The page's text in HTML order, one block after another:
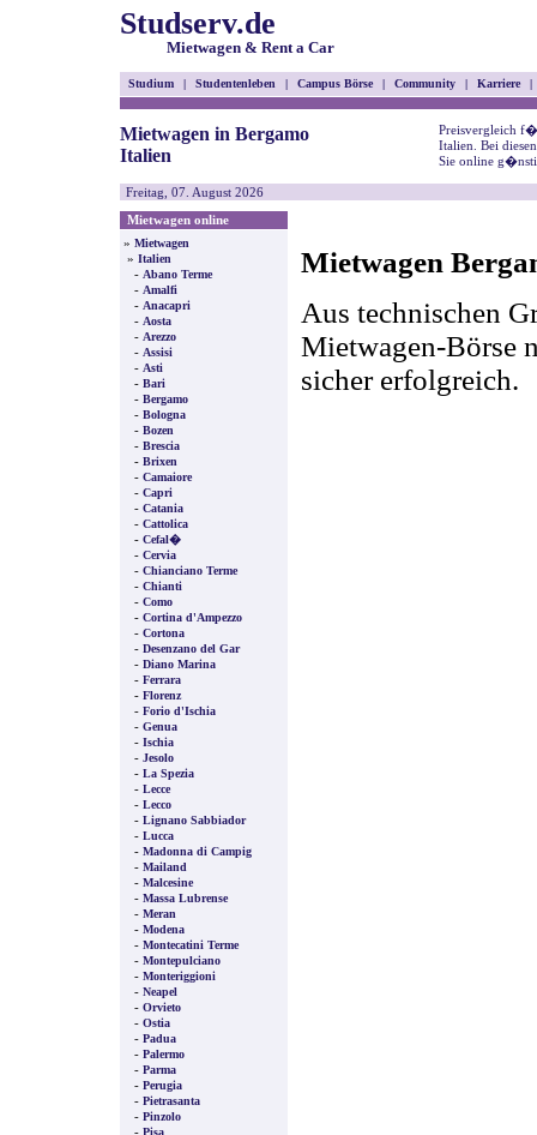
Studserv.de
Mietwagen & Rent a Car
Studium | Studentenleben | Campus Börse | Community | Karriere |
Mietwagen in Bergamo
Italien
Preisvergleich
Italien. Bei
Sie online
Freitag, 07. August 2026
Mietwagen online
» Mietwagen
» Italien
- Abano Terme
- Amalfi
- Anacapri
- Aosta
- Arezzo
- Assisi
- Asti
- Bari
- Bergamo
- Bologna
- Bozen
- Brescia
- Brixen
- Camaiore
- Capri
- Catania
- Cattolica
- Cefal�
- Cervia
- Chianciano Terme
- Chianti
- Como
- Cortina d'Ampezzo
- Cortona
- Desenzano del Gar
- Diano Marina
- Ferrara
- Florenz
- Forio d'Ischia
- Genua
- Ischia
- Jesolo
- La Spezia
- Lecce
- Lecco
- Lignano Sabbiador
- Lucca
- Madonna di Campig
- Mailand
- Malcesine
- Massa Lubrense
- Meran
- Modena
- Montecatini Terme
- Montepulciano
- Monteriggioni
- Neapel
- Orvieto
- Ostia
- Padua
- Palermo
- Parma
- Perugia
- Pietrasanta
- Pinzolo
- Pisa
Mietwagen
Aus technischen
Mietwagen-Börse
sicher erfolgreich.